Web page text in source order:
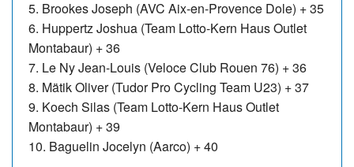
5. Brookes Joseph (AVC Aix-en-Provence Dole) + 35
6. Huppertz Joshua (Team Lotto-Kern Haus Outlet
Montabaur) + 36
7. Le Ny Jean-Louis (Veloce Club Rouen 76) + 36
8. Mätik Oliver (Tudor Pro Cycling Team U23) + 37
9. Koech Silas (Team Lotto-Kern Haus Outlet
Montabaur) + 39
10. Baguelin Jocelyn (Aarco) + 40